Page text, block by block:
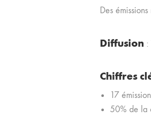
Des
Diffusion :
Chiffres
17
50% de la